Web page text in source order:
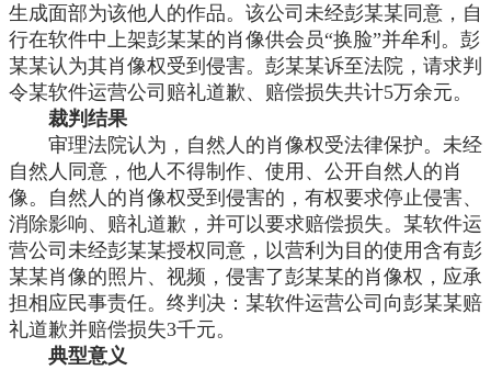
生成面部为该他人的作品。该公司未经彭某某同意，自
行在软件中上架彭某某的肖像供会员“换脸”并牟利。彭
某某认为其肖像权受到侵害。彭某某诉至法院，请求判
令某软件运营公司赔礼道歉、赔偿损失共计5万余元。
裁判结果
审理法院认为，自然人的肖像权受法律保护。未经
自然人同意，他人不得制作、使用、公开自然人的肖
像。自然人的肖像权受到侵害的，有权要求停止侵害、
消除影响、赔礼道歉，并可以要求赔偿损失。某软件运
营公司未经彭某某授权同意，以营利为目的使用含有彭
某某肖像的照片、视频，侵害了彭某某的肖像权，应承
担相应民事责任。终判决：某软件运营公司向彭某某赔
礼道歉并赔偿损失3千元。
典型意义